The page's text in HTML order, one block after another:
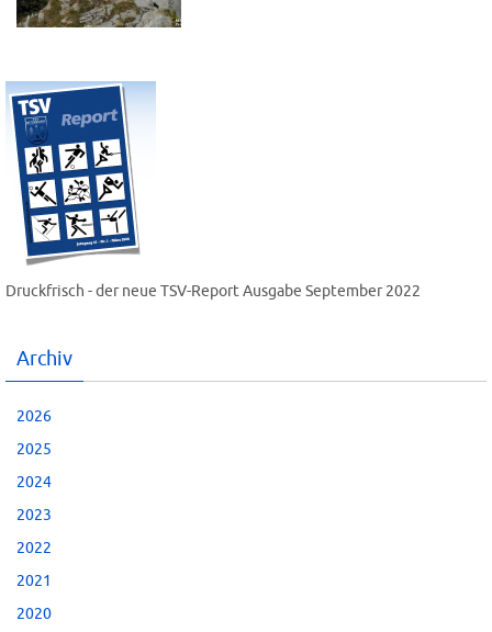
Druckfrisch - der neue TSV-Report Ausgabe September 2022
Archiv
2026
2025
2024
2023
2022
2021
2020